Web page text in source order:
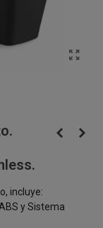
incluye:
y Sistema